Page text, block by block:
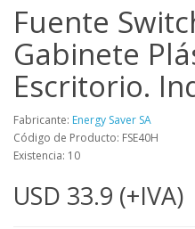
Fuente
Gabinete
Escritorio.
Fabricante: Energy Saver SA
Código de Producto: FSE40H
Existencia: 10
USD 33.9 (+IVA)